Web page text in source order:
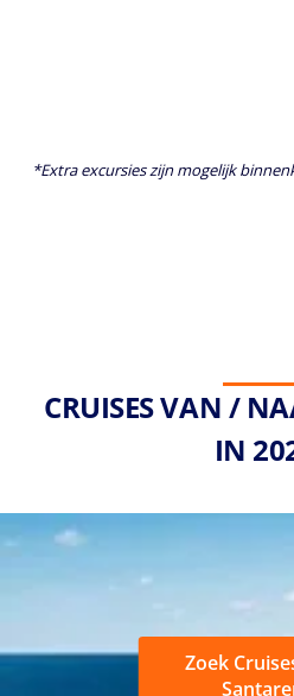
*Extra excursies zijn mogelijk
CRUISES VAN /
IN
Zoek